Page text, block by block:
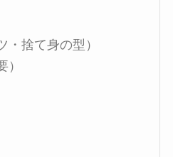
・捨て身の型）